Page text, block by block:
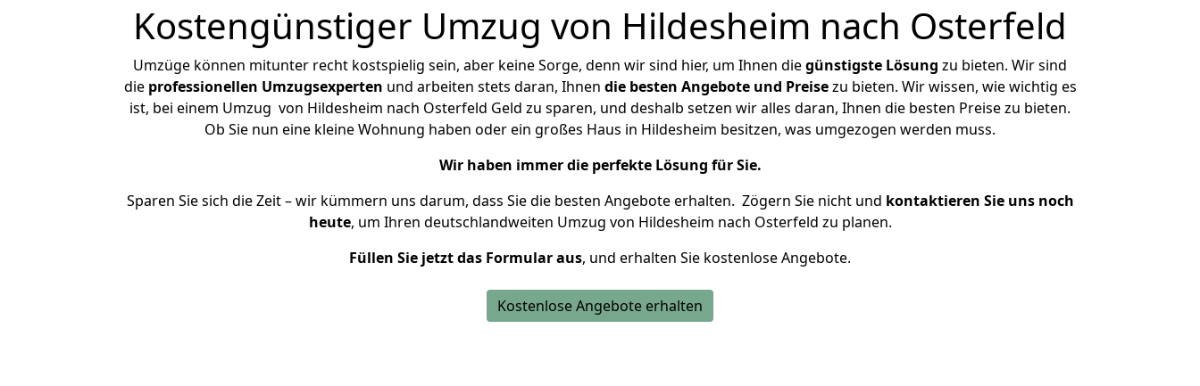
Kostengünstiger Umzug von Hildesheim nach Osterfeld
Umzüge können mitunter recht kostspielig sein, aber keine Sorge, denn wir sind hier, um Ihnen diegünstigste Lösung zu bieten. Wir sind
die professionellen Umzugsexperten und arbeiten stets daran, Ihnen die besten Angebote und Preisezu bieten. Wir wissen, wie wichtig es
ist, bei einem Umzug von Hildesheim nach Osterfeld Geld zu sparen, und deshalb setzen wir alles daran, Ihnen die besten Preise zu bieten.
Ob Sie nun eine kleine Wohnung haben oder ein großes Haus in Hildesheim besitzen, was umgezogen werden muss.
Wir haben immer die perfekte Lösung für Sie.
Sparen Sie sich die Zeit – wir kümmern uns darum, dass Sie die besten Angebote erhalten. Zögern Sie nicht und kontaktieren Sie uns noch
heute, um Ihren deutschlandweiten Umzug von Hildesheim nach Osterfeld zu planen.
Füllen Sie jetzt das Formular aus, und erhalten Sie kostenlose Angebote.
Kostenlose Angebote erhalten